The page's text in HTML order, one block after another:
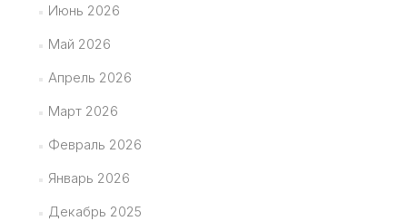
Июнь 2026
Май 2026
Апрель 2026
Март 2026
Февраль 2026
Январь 2026
Декабрь 2025